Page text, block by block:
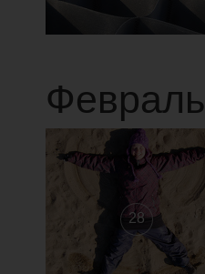
Февраль
28